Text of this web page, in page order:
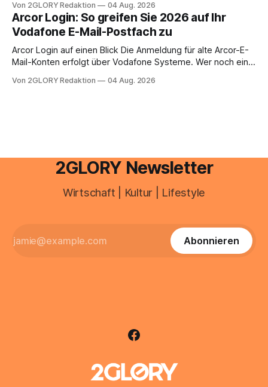
abwesenheiten und die gesamte kommunikation rund um
Ihr personal digital zu organisieren. In diesem Leitfaden
erfahren Sie alles, was Sie für einen reibungslosen Einstieg
brauchen, von der Registrierung
Von 2GLORY Redaktion 04 Aug. 2026
Arcor Login: So greifen Sie 2026 auf Ihr
Vodafone E-Mail-Postfach zu
Arcor Login auf einen Blick Die Anmeldung für alte Arcor-E-
Mail-Konten erfolgt über Vodafone Systeme. Wer noch eine
besitzt, loggt sich heute über das Vodafone E-Mail & Cloud
Von 2GLORY Redaktion 04 Aug. 2026
2GLORY Newsletter
Wirtschaft | Kultur | Lifestyle
Abonnieren